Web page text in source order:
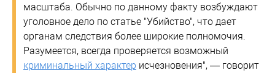
масштаба. Обычно по данному факту возбуждают
уголовное дело по статье "Убийство", что дает
органам следствия более широкие полномочия.
Разумеется, всегда проверяется возможный
криминальный характер исчезновения", — говорит